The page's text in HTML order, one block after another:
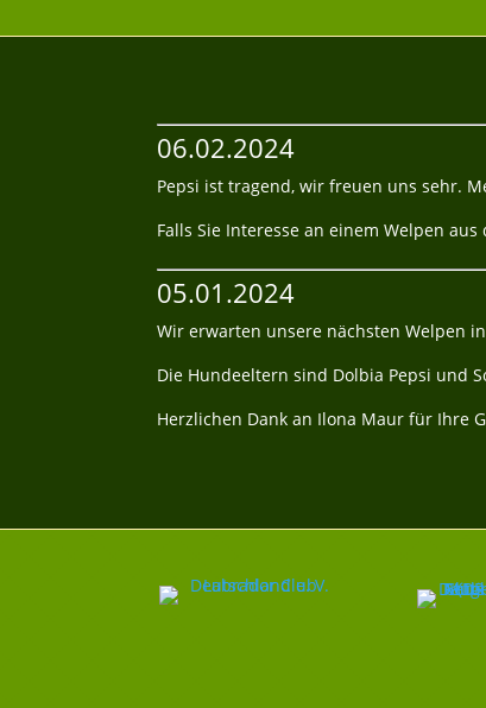
06.02.2024
Pepsi ist tragend, wir freuen uns sehr.
Falls Sie Interesse an einem Welpen
05.01.2024
Wir erwarten unsere nächsten Welpen
Die Hundeeltern sind Dolbia Pepsi und
Herzlichen Dank an Ilona Maur für Ihre